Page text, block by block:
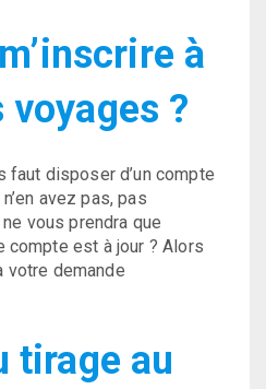
à
voyages ?
faut disposer d’un compte
avez pas, pas
ne vous prendra que
compte est à jour ? Alors
votre demande
tirage au